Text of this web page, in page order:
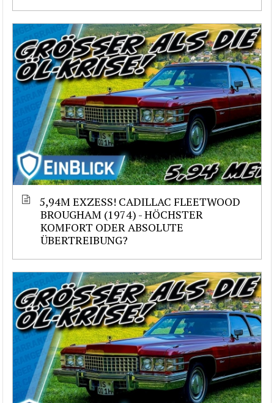
5,94M EXZESS! CADILLAC FLEETWOOD
BROUGHAM (1974) - HÖCHSTER
KOMFORT ODER ABSOLUTE
ÜBERTREIBUNG?